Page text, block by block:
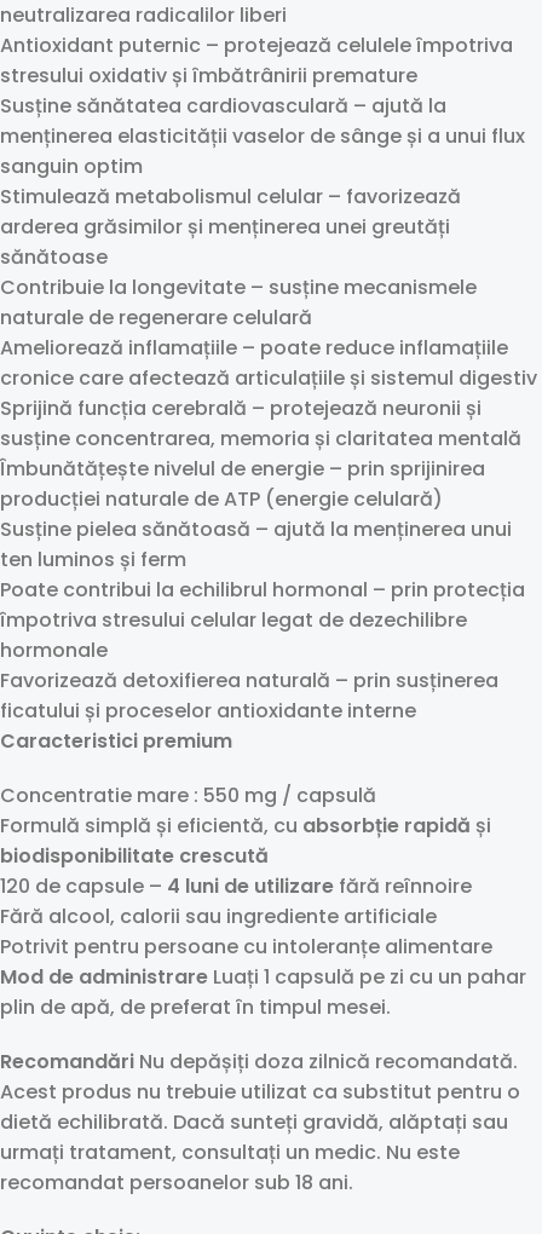
neutralizarea radicalilor liberi
Antioxidant puternic – protejează celulele împotriva
stresului oxidativ și îmbătrânirii premature
Susține sănătatea cardiovasculară – ajută la
menținerea elasticității vaselor de sânge și a unui flux
sanguin optim
Stimulează metabolismul celular – favorizează
arderea grăsimilor și menținerea unei greutăți
sănătoase
Contribuie la longevitate – susține mecanismele
naturale de regenerare celulară
Ameliorează inflamațiile – poate reduce inflamațiile
cronice care afectează articulațiile și sistemul digestiv
Sprijină funcția cerebrală – protejează neuronii și
susține concentrarea, memoria și claritatea mentală
Îmbunătățește nivelul de energie – prin sprijinirea
producției naturale de ATP (energie celulară)
Susține pielea sănătoasă – ajută la menținerea unui
ten luminos și ferm
Poate contribui la echilibrul hormonal – prin protecția
împotriva stresului celular legat de dezechilibre
hormonale
Favorizează detoxifierea naturală – prin susținerea
ficatului și proceselor antioxidante interne
Caracteristici premium
Concentratie mare : 550 mg / capsulă
Formulă simplă și eficientă, cu absorbție rapidă și
biodisponibilitate crescută
120 de capsule – 4 luni de utilizare fără reînnoire
Fără alcool, calorii sau ingrediente artificiale
Potrivit pentru persoane cu intoleranțe alimentare
Mod de administrare Luați 1 capsulă pe zi cu un pahar
plin de apă, de preferat în timpul mesei.
Recomandări Nu depășiți doza zilnică recomandată.
Acest produs nu trebuie utilizat ca substitut pentru o
dietă echilibrată. Dacă sunteți gravidă, alăptați sau
urmați tratament, consultați un medic. Nu este
recomandat persoanelor sub 18 ani.